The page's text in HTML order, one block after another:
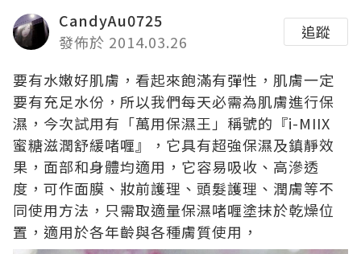
CandyAu0725
發佈於 2014.03.26
追蹤
要有水嫩好肌膚，看起來飽滿有彈性，肌膚一定
要有充足水份，所以我們每天必需為肌膚進行保
濕，今次試用有「萬用保濕王」稱號的『i-MIIX
蜜糖滋潤舒緩啫喱』，它具有超強保濕及鎮靜效
果，面部和身體均適用，它容易吸收、高滲透
度，可作面膜、妝前護理、頭髮護理、潤膚等不
同使用方法，只需取適量保濕啫喱塗抹於乾燥位
置，適用於各年齡與各種膚質使用，